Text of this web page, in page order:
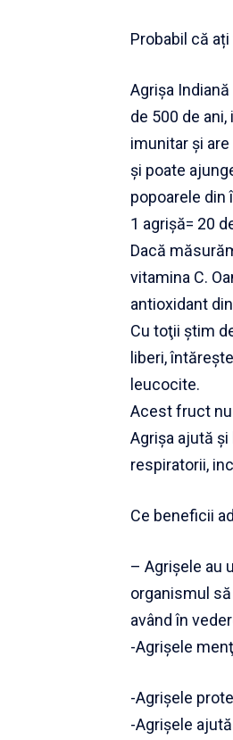
Probabil că
Agrişa
de 500 de
imunitar şi
şi poate
popoarele din
1 agrişă= 20
Dacă
vitamina C.
antioxidant
Cu toţii ştim
liberi,
leucocite.
Acest fruct nu
Agrişa ajută
respiratorii,
Ce beneficii
– Agrişele au
organismul
având în
-Agrişele
-Agrişele
-Agrişele